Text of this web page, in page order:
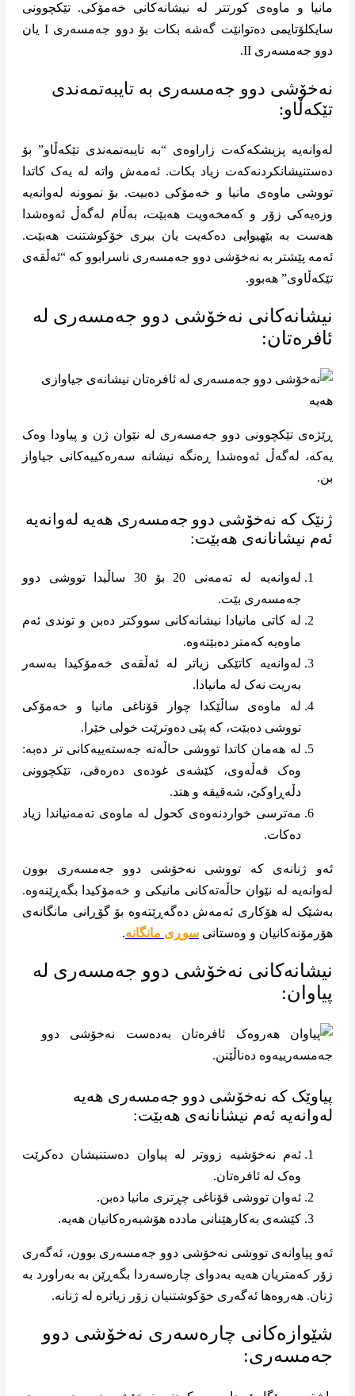
مانیا و ماوەی کورتتر لە نیشانەکانی خەمۆکی. تێکچوونی
سایکلۆتایمی دەتوانێت گەشە بکات بۆ دوو جەمسەری I یان
دوو جەمسەری II.
نەخۆشی دوو جەمسەری بە تایبەتمەندی
تێکەڵاو:
لەوانەیە پزیشکەکەت زاراوەی “بە تایبەتمەندی تێکەڵاو” بۆ
دەستنیشانکردنەکەت زیاد بکات. ئەمەش واتە لە یەک کاتدا
تووشی ماوەی مانیا و خەمۆکی دەبیت. بۆ نموونە لەوانەیە
وزەیەکی زۆر و کەمخەویت هەبێت، بەڵام لەگەڵ ئەوەشدا
هەست بە بێهیوایی دەکەیت یان بیری خۆکوشتنت هەبێت.
ئەمە پێشتر بە نەخۆشی دوو جەمسەری ناسرابوو کە “ئەڵقەی
تێکەڵاوی” هەبوو.
نیشانەکانی نەخۆشی دوو جەمسەری لە
ئافرەتان:
ڕێژەی تێکچوونی دوو جەمسەری لە نێوان ژن و پیاودا وەک
یەکە، لەگەڵ ئەوەشدا ڕەنگە نیشانە سەرەکییەکانی جیاواز
بن.
ژنێک کە نەخۆشی دوو جەمسەری هەیە لەوانەیە
ئەم نیشانانەی هەبێت:
لەوانەیە لە تەمەنی 20 بۆ 30 ساڵیدا تووشی دوو
جەمسەری بێت.
لە کاتی مانیادا نیشانەکانی سووکتر دەبن و توندی ئەم
ماوەیە کەمتر دەبێتەوە.
لەوانەیە کاتێکی زیاتر لە ئەڵقەی خەمۆکیدا بەسەر
بەریت نەک لە مانیادا.
لە ماوەی ساڵێکدا چوار قۆناغی مانیا و خەمۆکی
تووشی دەبێت، کە پێی دەوترێت خولی خێرا.
لە هەمان کاتدا تووشی حاڵەتە جەستەییەکانی تر دەبە:
وەک قەڵەوی، کێشەی غودەی دەرەقی، تێکچوونی
دڵەڕاوکێ، شەقیقە و هتد.
مەترسی خواردنەوەی کحول لە ماوەی تەمەنیاندا زیاد
دەکات.
ئەو ژنانەی کە تووشی نەخۆشی دوو جەمسەری بوون
لەوانەیە لە نێوان حاڵەتەکانی مانیکی و خەمۆکیدا بگەڕێنەوە.
بەشێک لە هۆکاری ئەمەش دەگەڕێتەوە بۆ گۆڕانی مانگانەی
هۆرمۆنەکانیان و وەستانی سوڕی مانگانە.
نیشانەکانی نەخۆشی دوو جەمسەری لە
پیاوان:
پیاوێک کە نەخۆشی دوو جەمسەری هەیە
لەوانەیە ئەم نیشانانەی هەبێت:
ئەم نەخۆشیە زووتر لە پیاوان دەستنیشان دەکرێت
وەک لە ئافرەتان.
ئەوان تووشی قۆناغی چڕتری مانیا دەبن.
کێشەی بەکارهێنانی ماددە هۆشبەرەکانیان هەیە.
ئەو پیاوانەی تووشی نەخۆشی دوو جەمسەری بوون، ئەگەری
زۆر کەمتریان هەیە بەدوای چارەسەردا بگەڕێن بە بەراورد بە
ژنان. هەروەها ئەگەری خۆکوشتنیان زۆر زیاترە لە ژنانه.
شێوازەکانی چارەسەری نەخۆشی دوو
جەمسەری: